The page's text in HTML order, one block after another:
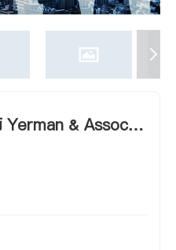
Yerman & Associat